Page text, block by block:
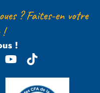
? Faites-en votre
!
!